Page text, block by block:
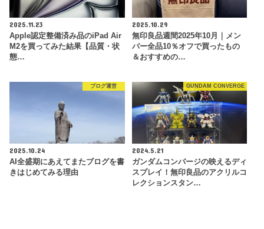
2025.11.23
Apple認定整備済み品のiPad Air
M2を買ってみた結果【品質・状
態…
2025.10.29
無印良品週間2025年10月｜メン
バー全品10％オフで買ったもの
＆おすすめの…
ブログ運営
2025.10.24
AI全盛期にあえてまたブログを書
きはじめてみる理由
GUNDAM CONVERGE
2024.5.21
ガンダムコンバージの映えるディ
スプレイ！無印良品のアクリルコ
レクションスタン…